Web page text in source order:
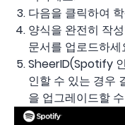
다음을 클릭하여
양식을 완전히 작
문서를 업로드하세
SheerID(Spotify
인할 수 있는 경우
을 업그레이드할